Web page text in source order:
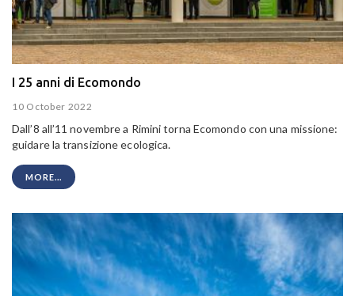
I 25 anni di Ecomondo
10 October 2022
Dall’8 all’11 novembre a Rimini torna Ecomondo con una missione:
guidare la transizione ecologica.
MORE...